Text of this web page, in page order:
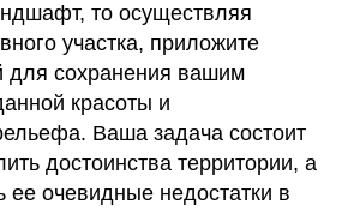
то осуществляя
участка, приложите
для сохранения вашим
красоты и
Ваша задача состоит
достоинства территории, а
ее очевидные недостатки в